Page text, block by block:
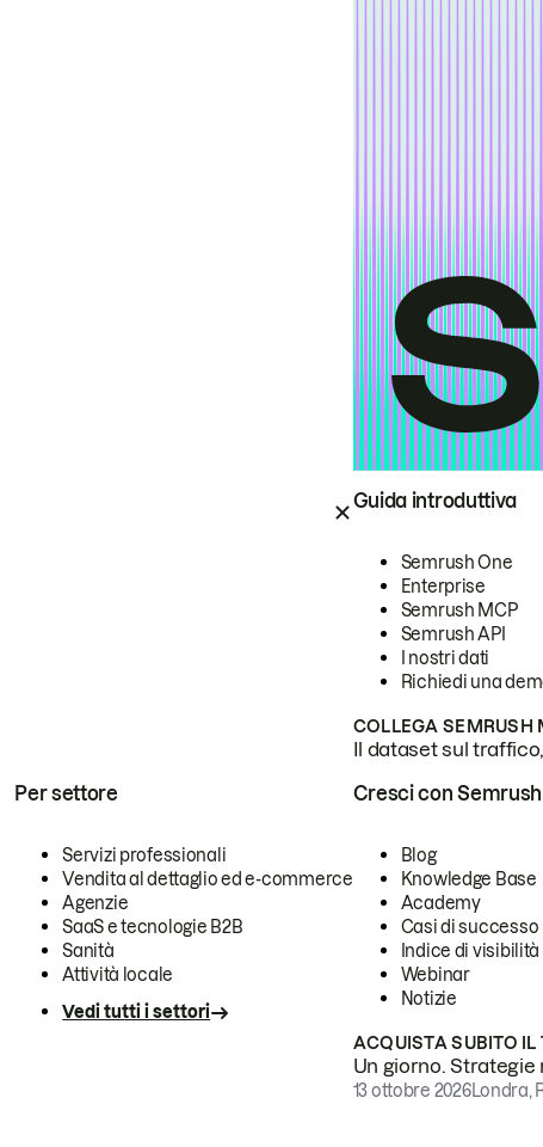
Guida introduttiva
Semrush One
Enterprise
Semrush MCP
Semrush API
I nostri dati
Richiedi una
COLLEGA SEMRUSH
Il dataset sul
Per settore
Servizi professionali
Vendita al dettaglio ed e-commerce
Agenzie
SaaS e tecnologie B2B
Sanità
Attività locale
Vedi tutti i settori
Cresci con Semrush
Blog
Knowledge Base
Academy
Casi di successo
Indice di visibilità
Webinar
Notizie
ACQUISTA SUBITO IL
Un giorno.
13 ottobre 2026Londra,